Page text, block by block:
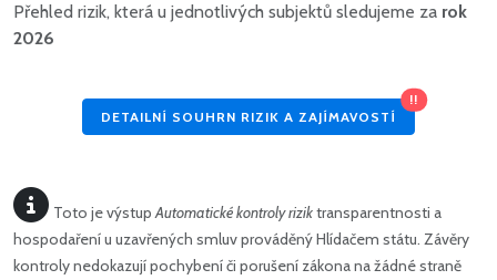
Přehled rizik, která u jednotlivých subjektů sledujeme za rok
2026
DETAILNÍ SOUHRN RIZIK A ZAJÍMAVOSTÍ
!!
Toto je výstupAutomatické kontroly riziktransparentnosti a
hospodaření u uzavřených smluv prováděný Hlídačem státu. Závěry
kontroly nedokazují pochybení či porušení zákona na žádné straně